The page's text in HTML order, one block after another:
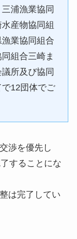
浦漁業協同
産物協同組
業協同組合
組合三崎ま
所及び協同
12団体でご
渉を優先し
することにな
は完了してい